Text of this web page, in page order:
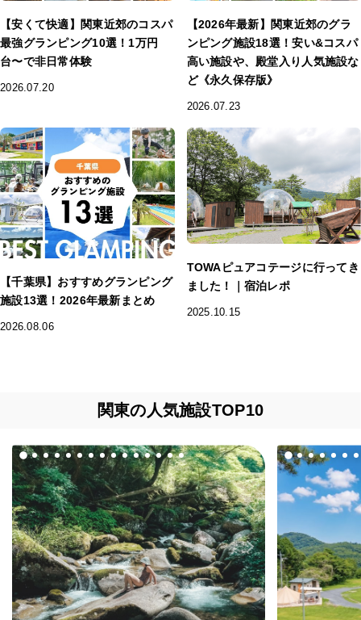
【安くて快適】関東近郊のコスパ
最強グランピング10選！1万円
台〜で非日常体験
2026.07.20
【2026年最新】関東近郊のグラ
ンピング施設18選！安い&コスパ
高い施設や、殿堂入り人気施設な
ど《永久保存版》
2026.07.23
【千葉県】おすすめグランピング
施設13選！2026年最新まとめ
2026.08.06
TOWAピュアコテージに行ってき
ました！｜宿泊レポ
2025.10.15
関東の人気施設TOP10